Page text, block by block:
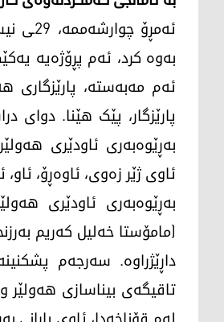
بەوە کرد، ئەم پڕۆژەیە
ئەم مەبەستە، پارێزگاری
پارێزگار، پێک هێنا. دوای
بەڕێوەبەری ئاودێری
ئاوی ژێر زەوی، ئاوەڕۆ،
بەڕێوەبەری ئاودێری
(مامۆستا خەلیل کەریم
تاقیگەی بیناسازی